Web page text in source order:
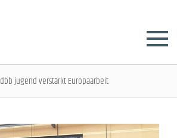
dbb jugend verstärkt Europaarbeit